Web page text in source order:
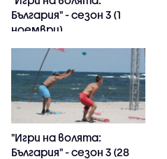
България" - сезон 3 (1
ноември)
"Игри на волята:
България" - сезон 3 (28